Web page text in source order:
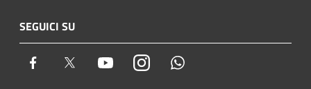
SEGUICI SU
Facebook Twitter YoutubeInstagram